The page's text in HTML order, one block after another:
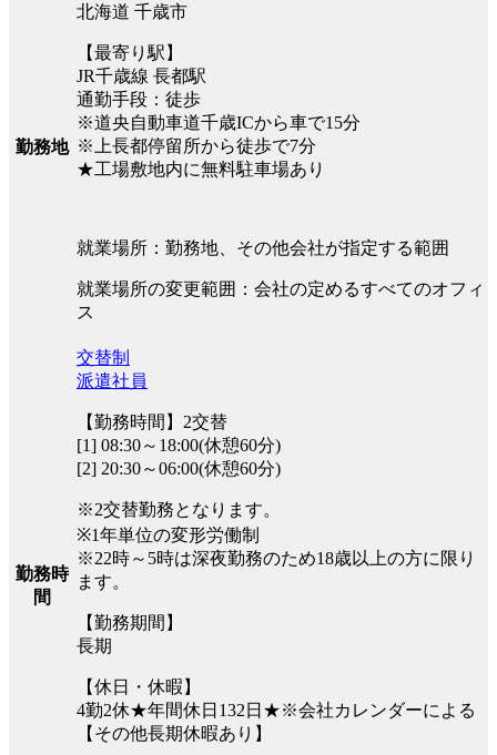
勤務地
北海道 千歳市
【最寄り駅】
JR千歳線 長都駅
通勤手段：徒歩
※道央自動車道千歳ICから車で15分
※上長都停留所から徒歩で7分
★工場敷地内に無料駐車場あり
就業場所：勤務地、その他会社が指定する範囲
就業場所の変更範囲：会社の定めるすべてのオフィ
ス
勤務時
間
交替制
派遣社員
【勤務時間】2交替
[1] 08:30～18:00(休憩60分)
[2] 20:30～06:00(休憩60分)
※2交替勤務となります。
※1年単位の変形労働制
※22時～5時は深夜勤務のため18歳以上の方に限り
ます。
【勤務期間】
長期
【休日・休暇】
4勤2休★年間休日132日★※会社カレンダーによる
【その他長期休暇あり】